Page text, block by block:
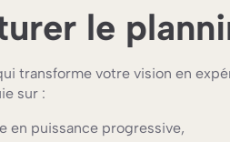
le
transforme votre vision en
sur :
en puissance progressive,